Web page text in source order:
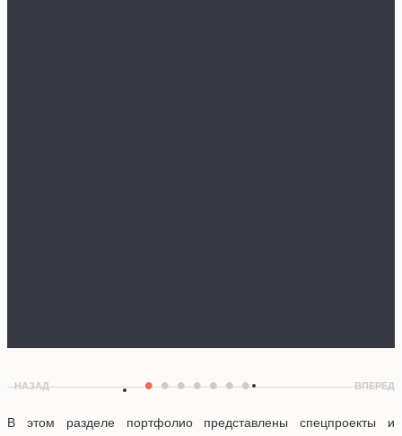
НАЗАД ••••••• ВПЕРЕД
В этом разделе портфолио представлены спецпроекты и